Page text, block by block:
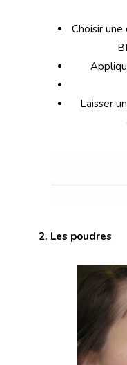
Choisir
Laisser
2. Les poudres